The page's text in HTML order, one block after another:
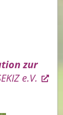
zur
e.V.